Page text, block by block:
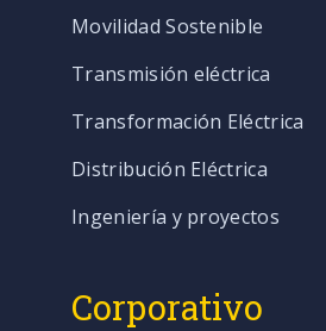
Movilidad Sostenible
Transmisión eléctrica
Transformación Eléctrica
Distribución Eléctrica
Ingeniería y proyectos
Corporativo